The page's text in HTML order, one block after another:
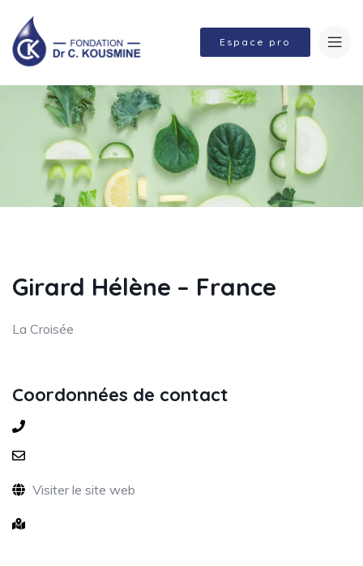
Espace pro
Girard Hélène – France
La Croisée
Coordonnées de contact
Visiter le site web